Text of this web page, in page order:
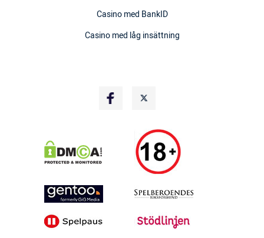
Casino med BankID
Casino med låg insättning